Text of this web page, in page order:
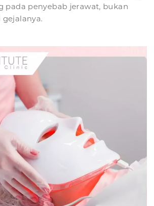
pada penyebab jerawat, bukan